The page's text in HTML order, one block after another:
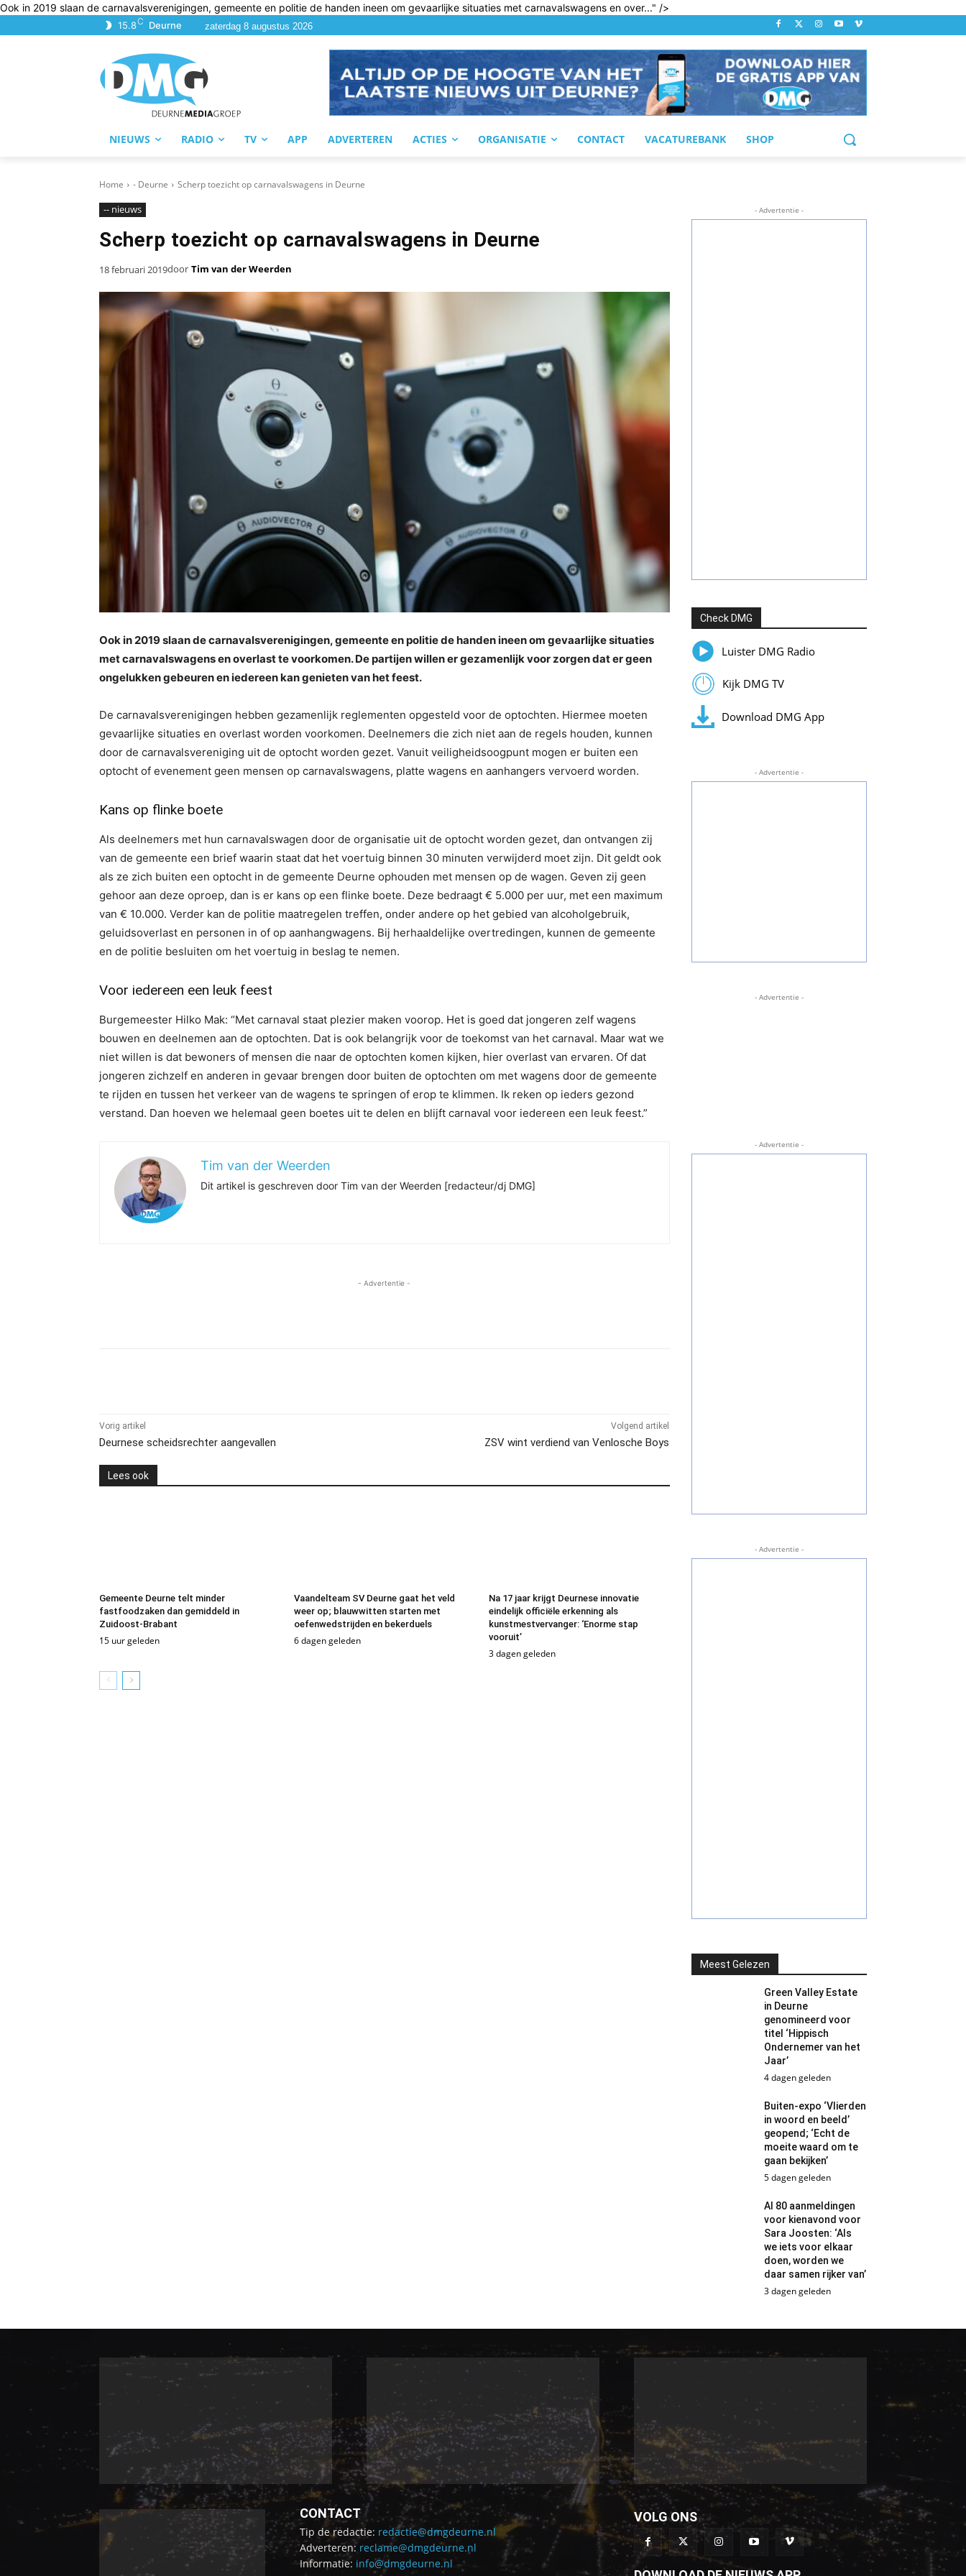
Ook in 2019 slaan de carnavalsverenigingen, gemeente en politie de handen ineen om gevaarlijke situaties met carnavalswagens en over..." />
15.8C Deurne zaterdag 8 augustus 2026
NIEUWS RADIO TV APP ADVERTEREN ACTIES ORGANISATIE CONTACT VACATUREBANK SHOP
Home - Deurne Scherp toezicht op carnavalswagens in Deurne
-- nieuws
Scherp toezicht op carnavalswagens in Deurne
18 februari 2019door Tim van der Weerden
Ook in 2019 slaan de carnavalsverenigingen, gemeente en politie de handen ineen om gevaarlijke situaties
met carnavalswagens en overlast te voorkomen. De partijen willen er gezamenlijk voor zorgen dat er geen
ongelukken gebeuren en iedereen kan genieten van het feest.
De carnavalsverenigingen hebben gezamenlijk reglementen opgesteld voor de optochten. Hiermee moeten
gevaarlijke situaties en overlast worden voorkomen. Deelnemers die zich niet aan de regels houden, kunnen
door de carnavalsvereniging uit de optocht worden gezet. Vanuit veiligheidsoogpunt mogen er buiten een
optocht of evenement geen mensen op carnavalswagens, platte wagens en aanhangers vervoerd worden.
Kans op flinke boete
Als deelnemers met hun carnavalswagen door de organisatie uit de optocht worden gezet, dan ontvangen zij
van de gemeente een brief waarin staat dat het voertuig binnen 30 minuten verwijderd moet zijn. Dit geldt ook
als ze zich buiten een optocht in de gemeente Deurne ophouden met mensen op de wagen. Geven zij geen
gehoor aan deze oproep, dan is er kans op een flinke boete. Deze bedraagt € 5.000 per uur, met een maximum
van € 10.000. Verder kan de politie maatregelen treffen, onder andere op het gebied van alcoholgebruik,
geluidsoverlast en personen in of op aanhangwagens. Bij herhaaldelijke overtredingen, kunnen de gemeente
en de politie besluiten om het voertuig in beslag te nemen.
Voor iedereen een leuk feest
Burgemeester Hilko Mak: “Met carnaval staat plezier maken voorop. Het is goed dat jongeren zelf wagens
bouwen en deelnemen aan de optochten. Dat is ook belangrijk voor de toekomst van het carnaval. Maar wat we
niet willen is dat bewoners of mensen die naar de optochten komen kijken, hier overlast van ervaren. Of dat
jongeren zichzelf en anderen in gevaar brengen door buiten de optochten om met wagens door de gemeente
te rijden en tussen het verkeer van de wagens te springen of erop te klimmen. Ik reken op ieders gezond
verstand. Dan hoeven we helemaal geen boetes uit te delen en blijft carnaval voor iedereen een leuk feest.”
Tim van der Weerden
Dit artikel is geschreven door Tim van der Weerden [redacteur/dj DMG]
- Advertentie -
Vorig artikel
Deurnese scheidsrechter aangevallen
Volgend artikel
ZSV wint verdiend van Venlosche Boys
Lees ook
Gemeente Deurne telt minder
fastfoodzaken dan gemiddeld in
Zuidoost-Brabant
15 uur geleden
Vaandelteam SV Deurne gaat het veld
weer op; blauwwitten starten met
oefenwedstrijden en bekerduels
6 dagen geleden
Na 17 jaar krijgt Deurnese innovatie
eindelijk officiële erkenning als
kunstmestvervanger: ‘Enorme stap
vooruit’
3 dagen geleden
- Advertentie -
Check DMG
Luister DMG Radio
Kijk DMG TV
Download DMG App
- Advertentie -
- Advertentie -
- Advertentie -
- Advertentie -
Meest Gelezen
Green Valley Estate
in Deurne
genomineerd voor
titel ‘Hippisch
Ondernemer van het
Jaar’
4 dagen geleden
Buiten-expo ‘Vlierden
in woord en beeld’
geopend; ‘Echt de
moeite waard om te
gaan bekijken’
5 dagen geleden
Al 80 aanmeldingen
voor kienavond voor
Sara Joosten: ‘Als
we iets voor elkaar
doen, worden we
daar samen rijker van’
3 dagen geleden
CONTACT
Tip de redactie: redactie@dmgdeurne.nl
Adverteren: reclame@dmgdeurne.nl
Informatie: info@dmgdeurne.nl
VOLG ONS